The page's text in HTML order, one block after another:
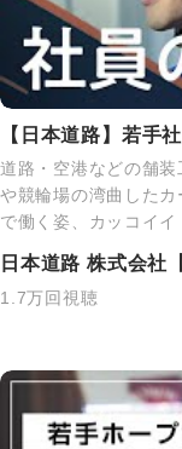
【日本道路】若手
道路・空港などの舗
や競輪場の湾曲した
で働く姿、カッコイイ
日本道路 株式会社
1.7万回視聴